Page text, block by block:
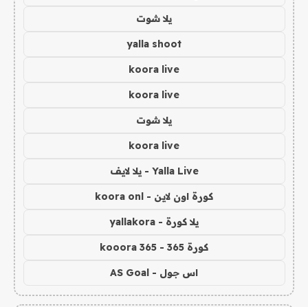
يلا شوت
yalla shoot
koora live
koora live
يلا شوت
koora live
Yalla Live - يلا لايف
كورة اون لاين - koora onl
يلا كورة - yallakora
كورة 365 - kooora 365
اس جول - AS Goal